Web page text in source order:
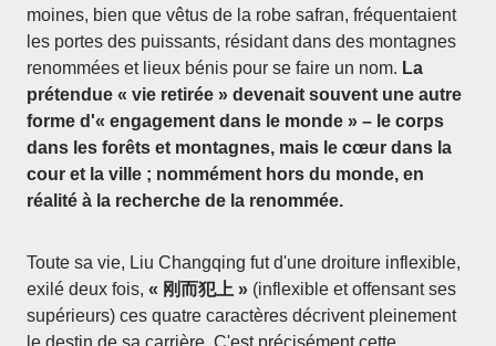
moines, bien que vêtus de la robe safran, fréquentaient
les portes des puissants, résidant dans des montagnes
renommées et lieux bénis pour se faire un nom. La
prétendue « vie retirée » devenait souvent une autre
forme d'« engagement dans le monde » – le corps
dans les forêts et montagnes, mais le cœur dans la
cour et la ville ; nommément hors du monde, en
réalité à la recherche de la renommée.
Toute sa vie, Liu Changqing fut d'une droiture inflexible,
exilé deux fois, « 刚而犯上 » (inflexible et offensant ses
supérieurs) ces quatre caractères décrivent pleinement
le destin de sa carrière. C'est précisément cette